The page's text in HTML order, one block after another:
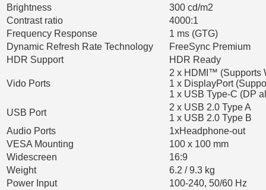
Brightness
300 cd/m2
Contrast ratio
4000:1
Frequency Response
1 ms (GTG)
Dynamic Refresh Rate Technology
FreeSync Premium
HDR Support
HDR Ready
Vido Ports
2 x HDMI™ (Supports
1 x DisplayPort
1 x USB Type-C (DP
USB Port
2 x USB 2.0 Type A
1 x USB 2.0 Type B
Audio Ports
1xHeadphone-out
VESA Mounting
100 x 100 mm
Widescreen
16:9
Weight
6.2 / 9.3 kg
Power Input
100-240, 50/60 Hz